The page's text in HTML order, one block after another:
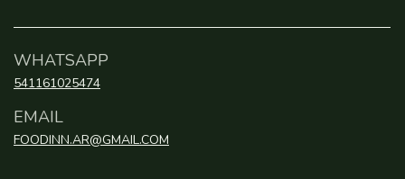
WHATSAPP
541161025474
EMAIL
FOODINN.AR@GMAIL.COM